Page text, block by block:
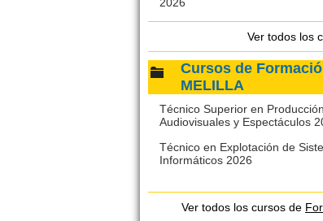
Ver todos los
Cursos de
MELILLA
Técnico Superior en
Audiovisuales y Espectáculos
Técnico en Explotación de
Informáticos 2026
Ver todos los cursos de